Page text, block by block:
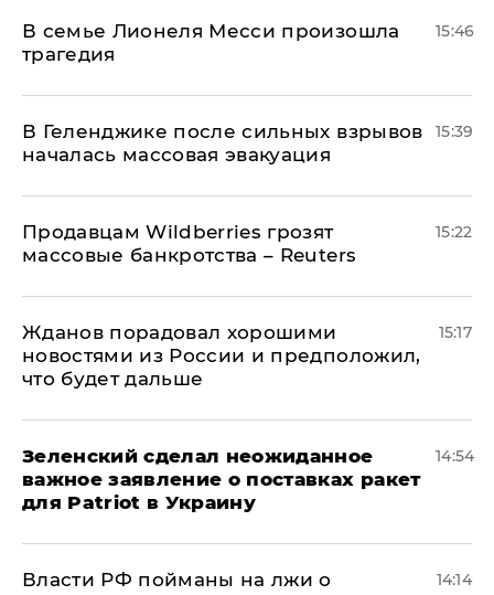
В семье Лионеля Месси произошла
трагедия
15:46
В Геленджике после сильных взрывов
началась массовая эвакуация
15:39
Продавцам Wildberries грозят
массовые банкротства – Reuters
15:22
Жданов порадовал хорошими
новостями из России и предположил,
что будет дальше
15:17
Зеленский сделал неожиданное
важное заявление о поставках ракет
для Patriot в Украину
14:54
Власти РФ пойманы на лжи о
14:14